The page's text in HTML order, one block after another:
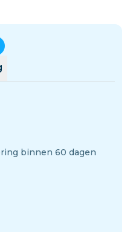
binnen 60 dagen